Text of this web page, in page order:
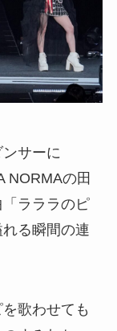
サーに
NORMAの田
ラララのピ
る瞬間の連
歌わせても